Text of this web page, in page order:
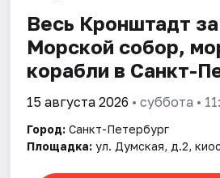
Весь Кронштадт
Морской собор,
корабли в Санкт-
15 августа 2026 • суббота •
Город: Санкт-Петербург
Площадка: ул. Думская, д.2,